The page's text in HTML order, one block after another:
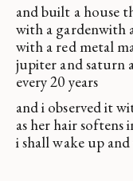
and built a house
with a gardenwith
with a red metal
jupiter and saturn
every 20 years
and i observed it
as her hair softens
i shall wake up